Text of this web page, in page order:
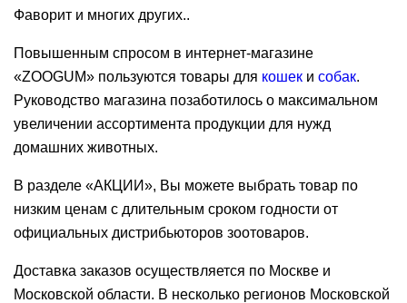
Фаворит и многих других..
Повышенным спросом в интернет-магазине
«ZOOGUM» пользуются товары для кошек и собак.
Руководство магазина позаботилось о максимальном
увеличении ассортимента продукции для нужд
домашних животных.
В разделе «АКЦИИ», Вы можете выбрать товар по
низким ценам с длительным сроком годности от
официальных дистрибьюторов зоотоваров.
Доставка заказов осуществляется по Москве и
Московской области. В несколько регионов Московской